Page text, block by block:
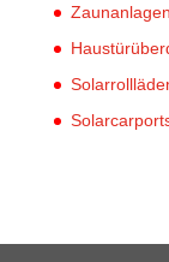
Zaunanlagen